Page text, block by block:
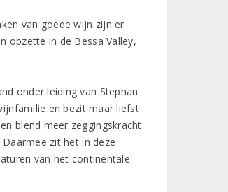
van goede wijn zijn er
opzette in de Bessa Valley,
onder leiding van Stephan
en bezit maar liefst
blend meer zeggingskracht
zit het in deze
van het continentale